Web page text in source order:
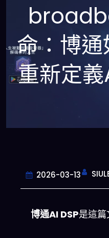
命：博
重新定
2026-03-13
博通AI DSP是這